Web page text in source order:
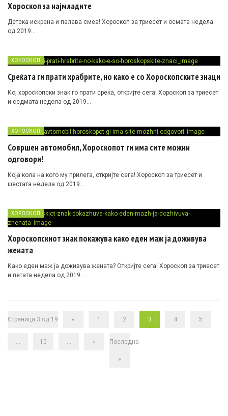
Хороскоп за најмладите
Детска искрена и палава смеа! Хороскоп за триесет и осмата недела
од 2019…
ХОРОСКОП
Среќата ги прати храбрите, но како е со Хороскопските знаци
Кој хороскопски знак го прати среќа, откријте сега! Хороскоп за триесет
и седмата недела од 2019…
ХОРОСКОП
Совршен автомобил, Хороскопот ги има сите можни
одговори!
Која кола на кого му прилега, откријте сега! Хороскоп за триесет и
шестата недела од 2019…
ХОРОСКОП
Хороскопскиот знак покажува како еден маж ја доживува
жената
Како еден маж ја доживува жената? Откријте сега! Хороскоп за триесет
и петата недела од 2019…
Страница 3 од 19 « 1 2 3 4 5
... 10 ... » Последна
»